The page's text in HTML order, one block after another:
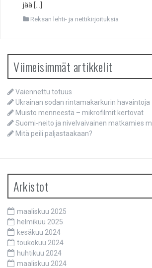
jää […]
Reksan lehti- ja nettikirjoituksia
Viimeisimmät artikkelit
Vaiennettu totuus
Ukrainan sodan rintamakarkurin havaintoja
Muisto menneestä – mikrofilmit kertovat
Suomi-neito ja nivelvaivainen matkamies
Mitä peili paljastaakaan?
Arkistot
maaliskuu 2025
helmikuu 2025
kesäkuu 2024
toukokuu 2024
huhtikuu 2024
maaliskuu 2024